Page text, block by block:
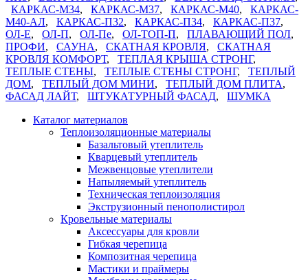
КАРКАС-М34, КАРКАС-М37, КАРКАС-М40, КАРКАС-
М40-АЛ, КАРКАС-П32, КАРКАС-П34, КАРКАС-П37,
ОЛ-Е, ОЛ-П, ОЛ-Пе, ОЛ-ТОП-П, ПЛАВАЮЩИЙ ПОЛ,
ПРОФИ, САУНА, СКАТНАЯ КРОВЛЯ, СКАТНАЯ
КРОВЛЯ КОМФОРТ, ТЕПЛАЯ КРЫША СТРОНГ,
ТЕПЛЫЕ СТЕНЫ, ТЕПЛЫЕ СТЕНЫ СТРОНГ, ТЕПЛЫЙ
ДОМ, ТЕПЛЫЙ ДОМ МИНИ, ТЕПЛЫЙ ДОМ ПЛИТА,
ФАСАД ЛАЙТ, ШТУКАТУРНЫЙ ФАСАД, ШУМКА
Каталог материалов
Теплоизоляционные материалы
Базальтовый утеплитель
Кварцевый утеплитель
Межвенцовые утеплители
Напыляемый утеплитель
Техническая теплоизоляция
Экструзионный пенополистирол
Кровельные материалы
Аксессуары для кровли
Гибкая черепица
Композитная черепица
Мастики и праймеры